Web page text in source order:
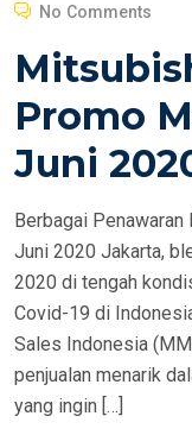
No Comments
Promo
Juni
Berbagai
Juni 2020 Jakarta,
2020 di tengah
Covid-19 di
Sales Indonesia
penjualan menarik
yang ingin […]